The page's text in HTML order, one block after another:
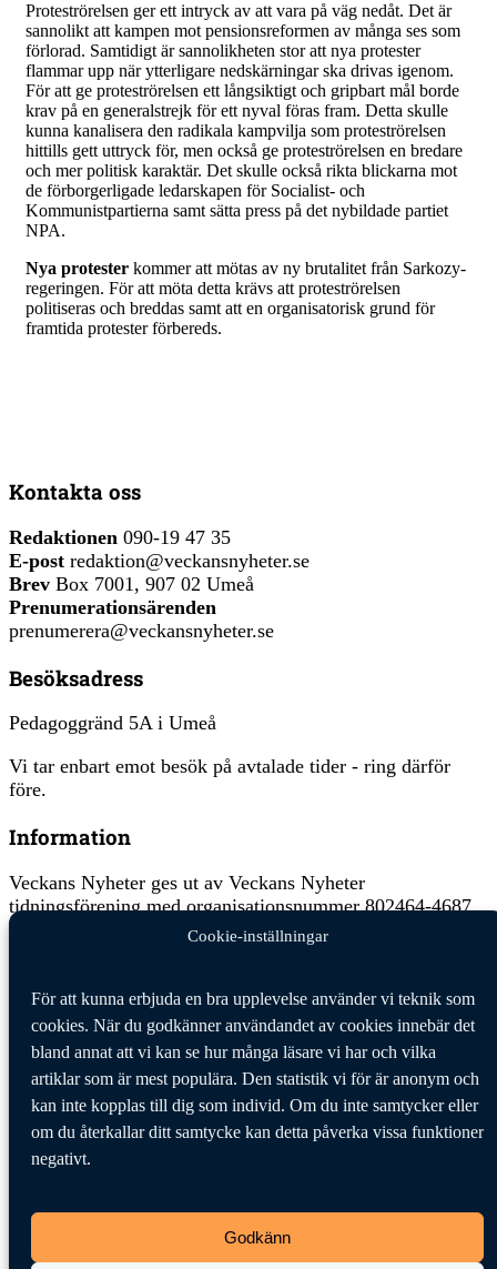
Cookie-inställningar
För att kunna erbjuda en bra upplevelse använder vi teknik som
cookies. När du godkänner användandet av cookies innebär det
bland annat att vi kan se hur många läsare vi har och vilka
artiklar som är mest populära. Den statistik vi för är anonym och
kan inte kopplas till dig som individ. Om du inte samtycker eller
om du återkallar ditt samtycke kan detta påverka vissa funktioner
negativt.
Godkänn
Proteströrelsen ger ett intryck av att vara på väg nedåt. Det är
sannolikt att kampen mot pensionsreformen av många ses som
förlorad. Samtidigt är sannolikheten stor att nya protester
flammar upp när ytterligare nedskärningar ska drivas igenom.
För att ge proteströrelsen ett långsiktigt och gripbart mål borde
krav på en generalstrejk för ett nyval föras fram. Detta skulle
kunna kanalisera den radikala kampvilja som proteströrelsen
hittills gett uttryck för, men också ge proteströrelsen en bredare
och mer politisk karaktär. Det skulle också rikta blickarna mot
de förborgerligade ledarskapen för Socialist- och
Kommunistpartierna samt sätta press på det nybildade partiet
NPA.
Nya protester kommer att mötas av ny brutalitet från Sarkozy-
regeringen. För att möta detta krävs att proteströrelsen
politiseras och breddas samt att en organisatorisk grund för
framtida protester förbereds.
Kontakta oss
Redaktionen 090-19 47 35
E-post redaktion@veckansnyheter.se
Brev Box 7001, 907 02 Umeå
Prenumerationsärenden
prenumerera@veckansnyheter.se
Besöksadress
Pedagoggränd 5A i Umeå
Vi tar enbart emot besök på avtalade tider - ring därför
före.
Information
Veckans Nyheter ges ut av Veckans Nyheter
tidningsförening med organisationsnummer 802464-4687.
Jan Hägglund
Veckans Nyheter behandlar dina personuppgifter i enlighet
med GDPR, allmänna dataskyddsförordningen, (EU)
2016/679.Klicka här för att läsa vår integritetspolicy.
Klicka här för att läsa våra allmänna villkor vid köp.
Tipsa oss
Vi tar tacksamt emot tips på nyheter och händelser som vi
https://www.stefanbergmark.se
https://umebladet.se